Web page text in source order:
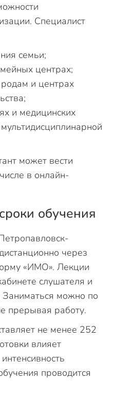
Специалист
семьи;
центрах;
и центрах
и медицинских
может вести
в онлайн-
обучения
через
«ИМО». Лекции
слушателя и
Заниматься можно по
прерывая работу.
не менее 252
влияет
проводится